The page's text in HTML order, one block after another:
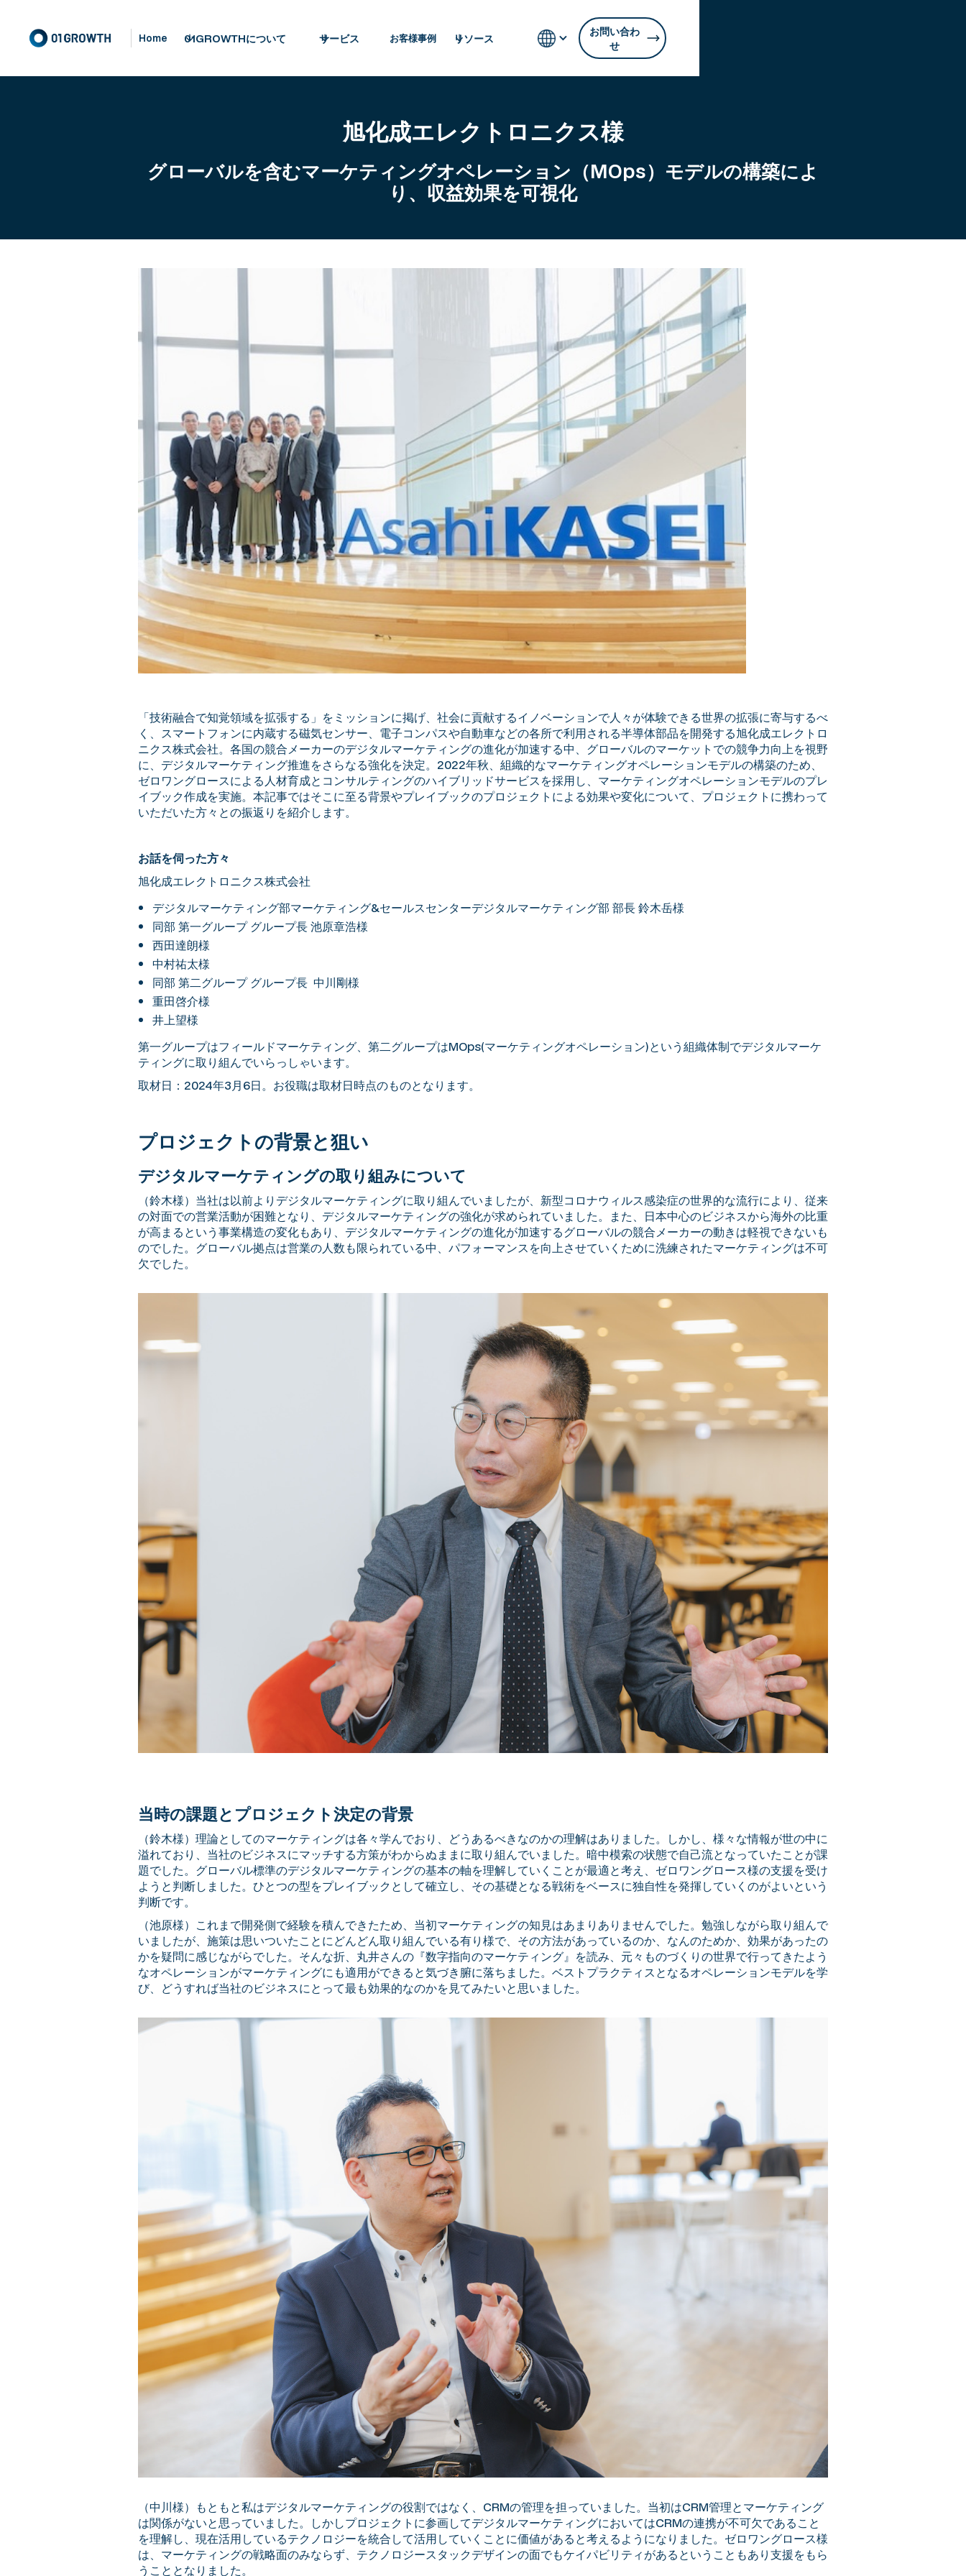
Home 01GROWTHについて サービス お客様事例 リソース
お問い合わ
せ
旭化成エレクトロニクス様
グローバルを含むマーケティングオペレーション（MOps）モデルの構築によ
り、収益効果を可視化
「技術融合で知覚領域を拡張する」をミッションに掲げ、社会に貢献するイノベーションで人々が体験できる世界の拡張に寄与するべ
く、スマートフォンに内蔵する磁気センサー、電子コンパスや自動車などの各所で利用される半導体部品を開発する旭化成エレクトロ
ニクス株式会社。各国の競合メーカーのデジタルマーケティングの進化が加速する中、グローバルのマーケットでの競争力向上を視野
に、デジタルマーケティング推進をさらなる強化を決定。2022年秋、組織的なマーケティングオペレーションモデルの構築のため、
ゼロワングロースによる人材育成とコンサルティングのハイブリッドサービスを採用し、マーケティングオペレーションモデルのプレ
イブック作成を実施。本記事ではそこに至る背景やプレイブックのプロジェクトによる効果や変化について、プロジェクトに携わって
いただいた方々との振返りを紹介します。
お話を伺った方々
旭化成エレクトロニクス株式会社
デジタルマーケティング部マーケティング&セールスセンターデジタルマーケティング部 部長 鈴木岳様
同部 第一グループ グループ長 池原章浩様
西田達朗様
中村祐太様
同部 第二グループ グループ長 中川剛様
重田啓介様
井上望様
第一グループはフィールドマーケティング、第二グループはMOps(マーケティングオペレーション)という組織体制でデジタルマーケ
ティングに取り組んでいらっしゃいます。
取材日：2024年3月6日。お役職は取材日時点のものとなります。
プロジェクトの背景と狙い
デジタルマーケティングの取り組みについて
（鈴木様）当社は以前よりデジタルマーケティングに取り組んでいましたが、新型コロナウィルス感染症の世界的な流行により、従来
の対面での営業活動が困難となり、デジタルマーケティングの強化が求められていました。また、日本中心のビジネスから海外の比重
が高まるという事業構造の変化もあり、デジタルマーケティングの進化が加速するグローバルの競合メーカーの動きは軽視できないも
のでした。グローバル拠点は営業の人数も限られている中、パフォーマンスを向上させていくために洗練されたマーケティングは不可
欠でした。
当時の課題とプロジェクト決定の背景
（鈴木様）理論としてのマーケティングは各々学んでおり、どうあるべきなのかの理解はありました。しかし、様々な情報が世の中に
溢れており、当社のビジネスにマッチする方策がわからぬままに取り組んでいました。暗中模索の状態で自己流となっていたことが課
題でした。グローバル標準のデジタルマーケティングの基本の軸を理解していくことが最適と考え、ゼロワングロース様の支援を受け
ようと判断しました。ひとつの型をプレイブックとして確立し、その基礎となる戦術をベースに独自性を発揮していくのがよいという
判断です。
（池原様）これまで開発側で経験を積んできたため、当初マーケティングの知見はあまりありませんでした。勉強しながら取り組んで
いましたが、施策は思いついたことにどんどん取り組んでいる有り様で、その方法があっているのか、なんのためか、効果があったの
かを疑問に感じながらでした。そんな折、丸井さんの『数字指向のマーケティング』を読み、元々ものづくりの世界で行ってきたよう
なオペレーションがマーケティングにも適用ができると気づき腑に落ちました。ベストプラクティスとなるオペレーションモデルを学
び、どうすれば当社のビジネスにとって最も効果的なのかを見てみたいと思いました。
（中川様）もともと私はデジタルマーケティングの役割ではなく、CRMの管理を担っていました。当初はCRM管理とマーケティング
は関係がないと思っていました。しかしプロジェクトに参画してデジタルマーケティングにおいてはCRMの連携が不可欠であること
を理解し、現在活用しているテクノロジーを統合して活用していくことに価値があると考えるようになりました。ゼロワングロース様
は、マーケティングの戦略面のみならず、テクノロジースタックデザインの面でもケイパビリティがあるということもあり支援をもら
うこととなりました。